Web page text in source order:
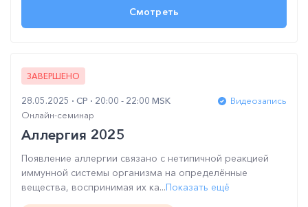
Смотреть
ЗАВЕРШЕНО
28.05.2025 СР 20:00 - 22:00 MSK
Видеозапись
Онлайн-семинар
Аллергия 2025
Появление аллергии связано с нетипичной реакцией
иммунной системы организма на определённые
вещества, воспринимая их ка...Показать ещё